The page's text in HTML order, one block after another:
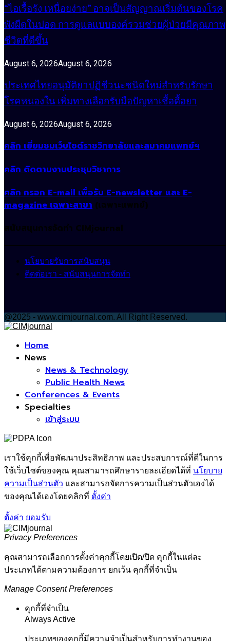
“ไอเรื้อรัง เหนื่อยง่าย” อาจเป็นสัญญาณเริ่มต้นของโรค
พังผืดในปอด การดูแลแบบองค์รวมช่วยผู้ป่วยมีคุณภาพ
ชีวิตที่ดีขึ้น
August 6, 2026August 6, 2026
ประเทศไทยอนุมัติยาปฏิชีวนะชนิดใหม่สำหรับรักษา
โรคหนองใน เพิ่มทางเลือกรับมือปัญหาเชื้อดื้อยา
August 6, 2026August 6, 2026
คลิก เยี่ยมชมเว็บไซต์ราชวิทยาลัยและสมาคมแพทย์ฯ
คลิก ติดตามงานประชุมวิชาการ
คลิก กรอก E-mail เพื่อรับ E-newsletter และ E-
magazine เฉพาะสาขา (เฉพาะแพทย์)
สนับสนุนการจัดทำ CIMjournal
นโยบายรับการสนับสนุน
ติดต่อเรา - สนับสนุนการจัดทำ
@2025 - www.cimjournal.com. All Right Reserved.
Home
News
News & Technology
Public Health News
Conferences & Events
Specialties
เข้าสู่ระบบ
เราใช้คุกกี้เพื่อพัฒนาประสิทธิภาพ และประสบการณ์ที่ดีในการ
ใช้เว็บไซต์ของคุณ คุณสามารถศึกษารายละเอียดได้ที่ นโยบาย
ความเป็นส่วนตัว และสามารถจัดการความเป็นส่วนตัวเองได้
ของคุณได้เองโดยคลิกที่ ตั้งค่า
ตั้งค่า ยอมรับ
Privacy Preferences
คุณสามารถเลือกการตั้งค่าคุกกี้โดยเปิด/ปิด คุกกี้ในแต่ละ
ประเภทได้ตามความต้องการ ยกเว้น คุกกี้ที่จำเป็น
Manage Consent Preferences
คุกกี้ที่จำเป็น
Always Active
ประเภทของคุกกี้มีความจำเป็นสำหรับการทำงานของ